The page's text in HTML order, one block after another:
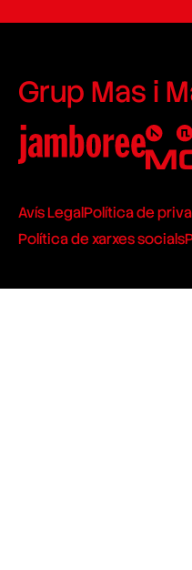
Grup Mas i
Avís LegalPolítica de
Política de xarxes socials